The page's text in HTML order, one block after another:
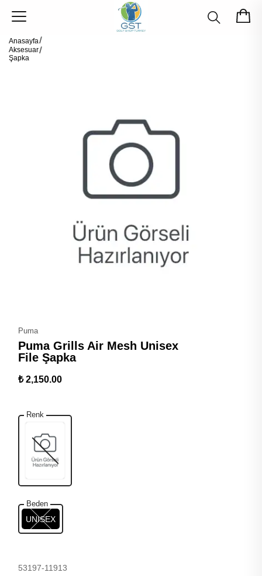
Anasayfa
Aksesuar
Şapka
Puma
Puma Grills Air Mesh Unisex
File Şapka
₺ 2,150.00
Renk
Beden
UNISEX
53197-11913